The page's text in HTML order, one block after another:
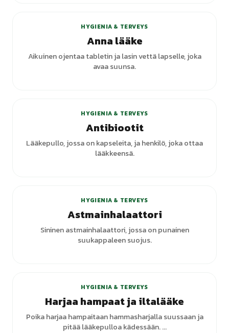
HYGIENIA & TERVEYS
Anna lääke
Aikuinen ojentaa tabletin ja lasin vettä lapselle, joka
avaa suunsa.
HYGIENIA & TERVEYS
Antibiootit
Lääkepullo, jossa on kapseleita, ja henkilö, joka ottaa
lääkkeensä.
HYGIENIA & TERVEYS
Astmainhalaattori
Sininen astmainhalaattori, jossa on punainen
suukappaleen suojus.
HYGIENIA & TERVEYS
Harjaa hampaat ja iltalääke
Poika harjaa hampaitaan hammasharjalla suussaan ja
pitää lääkepulloa kädessään. ...